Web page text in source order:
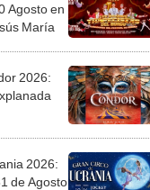
Agosto en
María
2026:
2026:
de Agosto